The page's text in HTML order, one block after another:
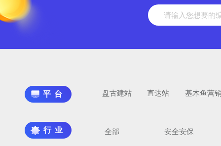
平台 盘古建站 直达站 基木鱼营
行业 全部
安全安保